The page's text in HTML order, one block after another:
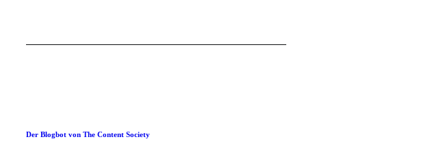
Der Blogbot von The Content Society